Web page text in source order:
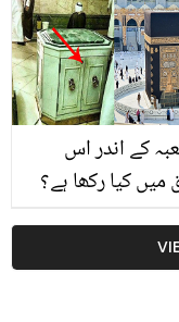
کے اندر اس
کیا رکھا ہے؟